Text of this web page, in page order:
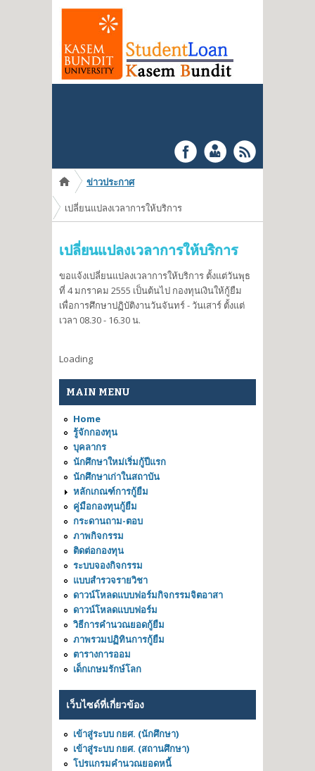
You are here
ข่าวประกาศ
เปลี่ยนแปลงเวลาการให้บริการ
เปลี่ยนแปลงเวลาการให้บริการ
ขอแจ้งเปลี่ยนแปลงเวลาการให้บริการ ตั้งแต่วันพุธ
ที่ 4 มกราคม 2555 เป็นต้นไป กองทุนเงินให้กู้ยืม
เพื่อการศึกษาปฏิบัติงานวันจันทร์ - วันเสาร์ ตั้งแต่
เวลา 08.30 - 16.30 น.
Loading
MAIN MENU
Home
รู้จักกองทุน
บุคลากร
นักศึกษาใหม่เริ่มกู้ปีแรก
นักศึกษาเก่าในสถาบัน
หลักเกณฑ์การกู้ยืม
คู่มือกองทุนกู้ยืม
กระดานถาม-ตอบ
ภาพกิจกรรม
ติดต่อกองทุน
ระบบจองกิจกรรม
แบบสำรวจรายวิชา
ดาวน์โหลดแบบฟอร์มกิจกรรมจิตอาสา
ดาวน์โหลดแบบฟอร์ม
วิธีการคำนวณยอดกู้ยืม
ภาพรวมปฏิทินการกู้ยืม
ตารางการออม
เด็กเกษมรักษ์โลก
เว็บไซด์ที่เกี่ยวข้อง
เข้าสู่ระบบ กยศ. (นักศึกษา)
เข้าสู่ระบบ กยศ. (สถานศึกษา)
โปรแกรมคำนวณยอดหนี้